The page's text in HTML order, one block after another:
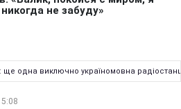
ще одна виключно україномовна